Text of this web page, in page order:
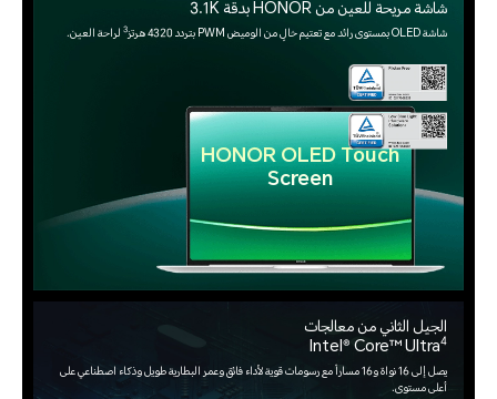
HONOR OLED Touch
Screen
شاشة مريحة للعين من HONOR بدقة 3.1K
شاشة OLED بمستوى رائد مع تعتيم خالٍ من الوميض PWM بتردد 4320 هرتز 3 لراحة العين.
الجيل الثاني من معالجات
Intel® Core™ Ultra4
يصل إلى 16 نواة و16 مساراً مع رسومات قوية لأداء فائق وعمر البطارية طويل وذكاء اصطناعي على
أعلى مستوى.